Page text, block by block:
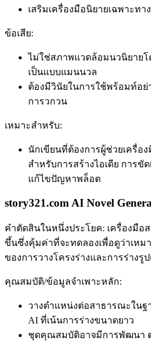
เสริมเครื่องมือนิยายเฉพาะทาง
ข้อเสีย:
ไม่ใช่สภาพแวดล้อมนวนิยายโ
เป็นแบบแมนนวล
ต้องมีวินัยในการใช้พร้อมท์อย่
การวกวน
เหมาะสำหรับ:
นักเขียนที่ต้องการผู้ช่วยเครื่อ
สำหรับการสร้างไอเดีย การขั
แก้ไขปัญหาพล็อต
story321.com AI Novel
คำตัดสินในหนึ่งประโยค: เครื่องมือ
ขึ้นซึ่งคุ้มค่าที่จะทดลองเพื่อดูว่าเหม
ของการวางโครงร่างและการร่าง
คุณสมบัติ/ข้อมูลจำเพาะหลัก:
วางตำแหน่งต่อสาธารณะในฐ
AI ที่เน้นการร่างขนาดยาว
ชุดคุณสมบัติอาจมีการพัฒนา